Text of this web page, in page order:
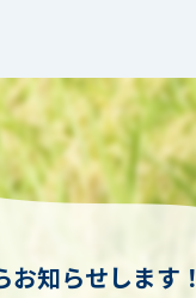
知らせします！